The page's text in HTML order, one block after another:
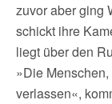
zuvor aber ging
schickt ihre
liegt über den
»Die
verlassen«,